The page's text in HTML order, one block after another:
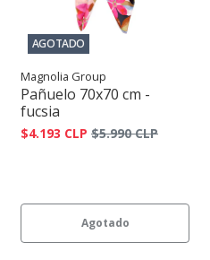
AGOTADO
Magnolia Group
Pañuelo 70x70 cm -
fucsia
$4.193 CLP $5.990 CLP
Agotado